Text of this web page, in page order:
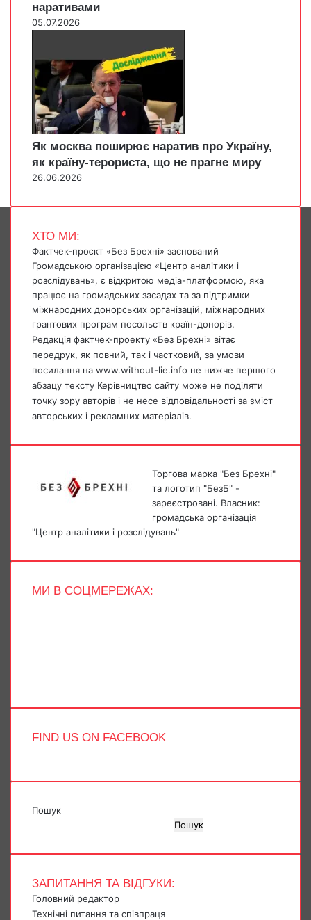
наративами
05.07.2026
Як москва поширює наратив про Україну,
як країну-терориста, що не прагне миру
26.06.2026
ХТО МИ:
Фактчек-проєкт «Без Брехні» заснований
Громадською організацією «Центр аналітики і
розслідувань», є відкритою медіа-платформою, яка
працює на громадських засадах та за підтримки
міжнародних донорських організацій, міжнародних
грантових програм посольств країн-донорів.
Редакція фактчек-проекту «Без Брехні» вітає
передрук, як повний, так і частковий, за умови
посилання на www.without-lie.info не нижче першого
абзацу тексту Керівництво сайту може не поділяти
точку зору авторів і не несе відповідальності за зміст
авторських і рекламних матеріалів.
Торгова марка "Без Брехні"
та логотип "БезБ" -
зареєстровані. Власник:
громадська організація
"Центр аналітики і розслідувань"
МИ В СОЦМЕРЕЖАХ:
FIND US ON FACEBOOK
Пошук
Пошук
ЗАПИТАННЯ ТА ВІДГУКИ:
Головний редактор
Технічні питання та співпраця